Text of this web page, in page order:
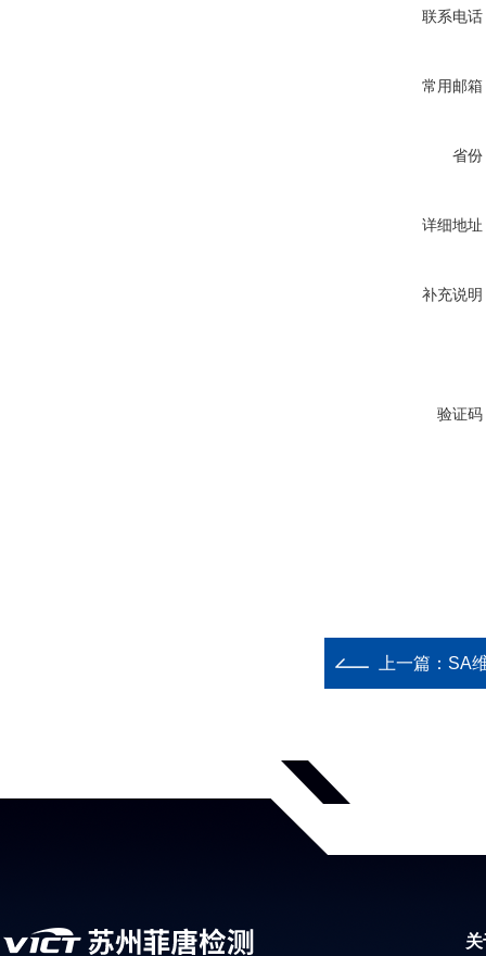
联系电话
常用邮箱
省份
详细地址
补充说明
验证码
上一篇： SA